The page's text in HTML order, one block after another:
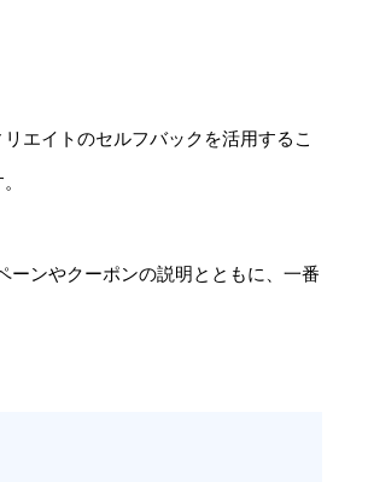
エイトのセルフバックを活用するこ
ーンやクーポンの説明とともに、一番